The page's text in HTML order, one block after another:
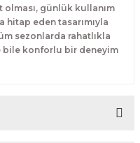
günlük kullanım
hitap eden tasarımıyla
sezonlarda rahatlıkla
bile konforlu bir deneyim